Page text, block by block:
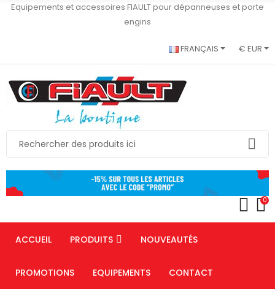
Equipements et accessoires FIAULT pour dépanneuses et porte
engins
FRANÇAIS € EUR
0
ACCUEIL PRODUITS NOUVEAUTÉS
PROMOTIONS EQUIPEMENTS CONTACT